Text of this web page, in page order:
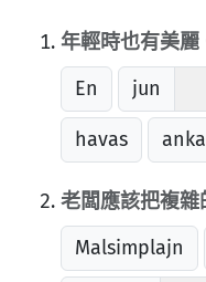
年輕時也有美麗
En
jun
havas
老闆應該把複雜
Malsimplajn